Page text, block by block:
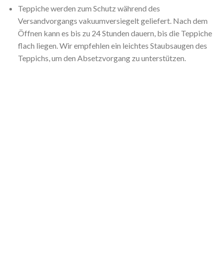
Teppiche werden zum Schutz während des
Versandvorgangs vakuumversiegelt geliefert. Nach dem
Öffnen kann es bis zu 24 Stunden dauern, bis die Teppiche
flach liegen. Wir empfehlen ein leichtes Staubsaugen des
Teppichs, um den Absetzvorgang zu unterstützen.